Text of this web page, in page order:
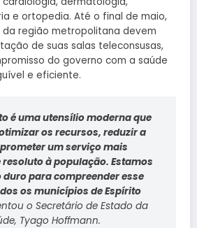
e ortopedia. Até o final de maio,
da região metropolitana devem
de suas salas teleconsusas,
do governo com a saúde
e eficiente.
é uma utensílio moderna que
os recursos, reduzir a
um serviço mais
à população. Estamos
para compreender esse
os municípios de Espírito
o Secretário de Estado da
Tyago Hoffmann.